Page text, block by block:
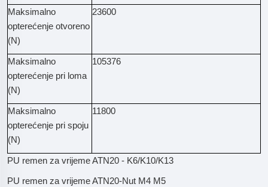
Maksimalno
opterećenje otvoreno
(N)
23600
Maksimalno
opterećenje pri loma
(N)
105376
Maksimalno
opterećenje pri spoju
(N)
11800
PU remen za vrijeme ATN20 - K6/K10/K13
PU remen za vrijeme ATN20-Nut M4 M5